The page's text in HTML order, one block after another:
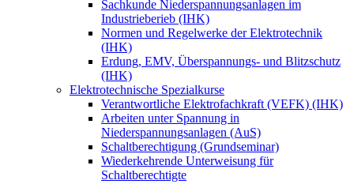
Sachkunde Niederspannungsanlagen im
Industrieberieb (IHK)
Normen und Regelwerke der Elektrotechnik
(IHK)
Erdung, EMV, Überspannungs- und Blitzschutz
(IHK)
Elektrotechnische Spezialkurse
Verantwortliche Elektrofachkraft (VEFK) (IHK)
Arbeiten unter Spannung in
Niederspannungsanlagen (AuS)
Schaltberechtigung (Grundseminar)
Wiederkehrende Unterweisung für
Schaltberechtigte